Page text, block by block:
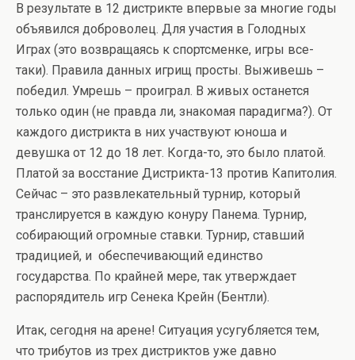
В результате в 12 дистрикте впервые за многие годы
объявился доброволец. Для участия в Голодных
Играх (это возвращаясь к спортсменке, игры все-
таки). Правила данных игрищ просты. Выживешь –
победил. Умрешь – проиграл. В живых останется
только один (не правда ли, знакомая парадигма?). От
каждого дистрикта в них участвуют юноша и
девушка от 12 до 18 лет. Когда-то, это было платой.
Платой за восстание Дистрикта-13 против Капитолия.
Сейчас – это развлекательный турнир, который
транслируется в каждую конуру Панема. Турнир,
собирающий огромные ставки. Турнир, ставший
традицией, и обеспечивающий единство
государства. По крайней мере, так утверждает
распорядитель игр Сенека Крейн (Бентли).
Итак, сегодня на арене! Ситуация усугубляется тем,
что трибутов из трех дистриктов уже давно